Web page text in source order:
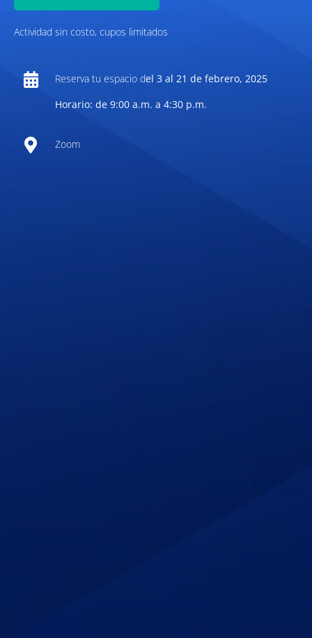
Actividad sin costo, cupos limitados
Reserva tu espacio del 3 al 21 de febrero, 2025
Horario: de 9:00 a.m. a 4:30 p.m.
Zoom